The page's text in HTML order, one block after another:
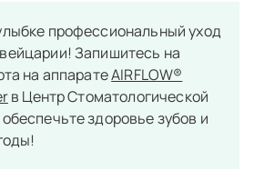
профессиональный уход
Запишитесь на
на аппаратеAIRFLOW®
в Центр Стоматологической
здоровье зубов и